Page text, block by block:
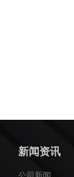
新闻资讯
公司新闻